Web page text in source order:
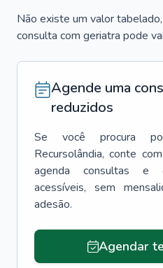
Não existe um valor
consulta com geriatra pode
Agende uma
reduzidos
Se você procura
Recursolândia, conte
agenda consultas e
acessíveis, sem
adesão.
Agendar